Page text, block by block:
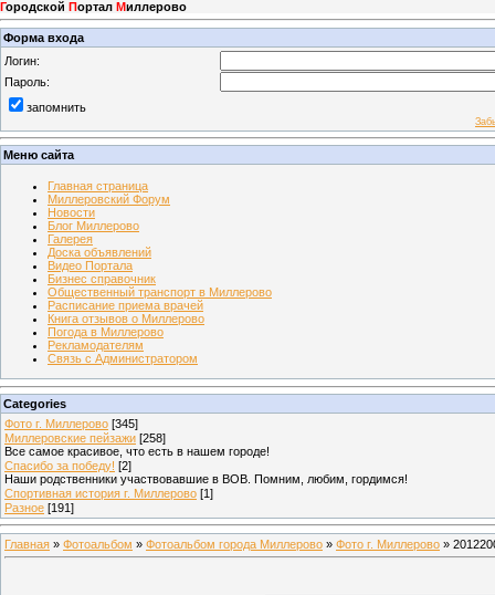
Городской Портал Миллерово
Форма входа
Логин:
Пароль:
запомнить
Меню сайта
Главная страница
Миллеровский Форум
Новости
Блог Миллерово
Галерея
Доска объявлений
Видео Портала
Бизнес справочник
Общественный транспорт в Миллерово
Расписание приема врачей
Книга отзывов о Миллерово
Погода в Миллерово
Рекламодателям
Связь с Администратором
Categories
Фото г. Миллерово [345]
Миллеровские пейзажи [258]
Все самое красивое, что есть в нашем городе!
Спасибо за победу! [2]
Наши родственники участвовавшие в ВОВ. Помним, любим, гордимся!
Спортивная история г. Миллерово [1]
Разное [191]
Главная » Фотоальбом » Фотоальбом города Миллерово » Фото г. Миллерово »